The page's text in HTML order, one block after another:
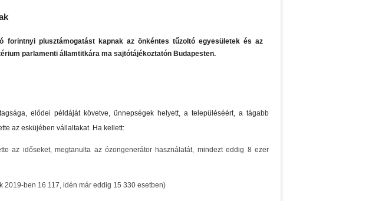
plusztámogatást kapnak az önkéntes tűzoltó egyesületek és az
parlamenti államtitkára ma sajtótájékoztatón Budapesten.
elődei példáját követve, ünnepségek helyett, a településéért, a tágabb
az esküjében vállaltakat. Ha kellett:
az időseket, megtanulta az ózongenerátor használatát, mindezt eddig 8 ezer
2019-ben 16 117, idén már eddig 15 330 esetben)